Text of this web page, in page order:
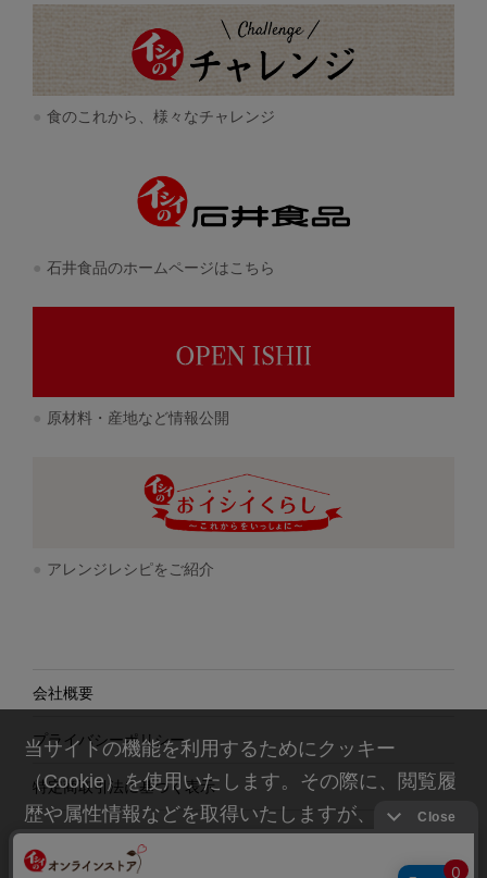
食のこれから、様々なチャレンジ
石井食品のホームページはこちら
原材料・産地など情報公開
アレンジレシピをご紹介
会社概要
プライバシーポリシー
特定商取引法に基づく表示
当サイトの機能を利用するためにクッキー
（Cookie）を使用いたします。その際に、閲覧履
歴や属性情報などを取得いたしますが、お客様の
個人情報を特定することは行っておりません。詳